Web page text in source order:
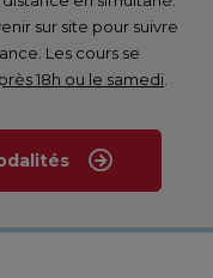
sur site pour suivre
Les cours se
18h ou le samedi